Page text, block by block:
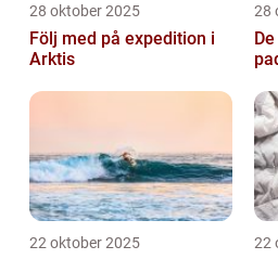
28 oktober 2025
Följ med på expedition i
Arktis
28
22 oktober 2025 22